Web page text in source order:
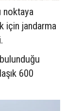
noktaya
için jandarma
600